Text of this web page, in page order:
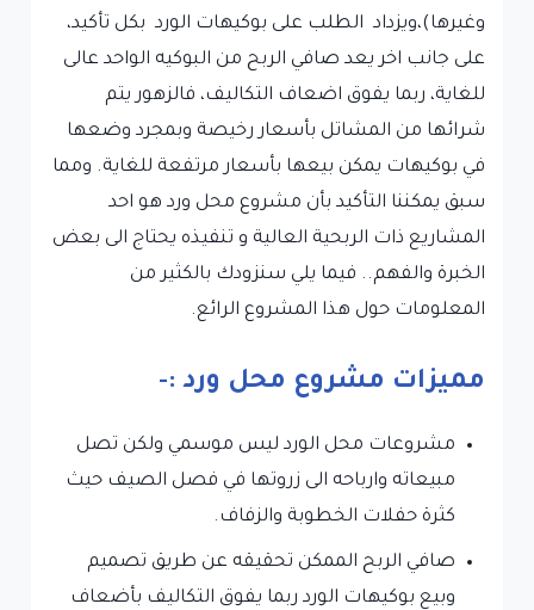
وغيرها)،ويزداد الطلب على بوكيهات الورد بكل تأكيد،
على جانب اخر يعد صافي الربح من البوكيه الواحد عالى
للغاية، ربما يفوق اضعاف التكاليف، فالزهور يتم
شرائها من المشاتل بأسعار رخيصة وبمجرد وضعها
في بوكيهات يمكن بيعها بأسعار مرتفعة للغاية. ومما
سبق يمكننا التأكيد بأن مشروع محل ورد هو احد
المشاريع ذات الربحية العالية و تنفيذه يحتاج الى بعض
الخبرة والفهم.. فيما يلي سنزودك بالكثير من
المعلومات حول هذا المشروع الرائع.
مميزات مشروع محل ورد :-
مشروعات محل الورد ليس موسمي ولكن تصل
مبيعاته وارباحه الى زروتها في فصل الصيف حيث
كثرة حفلات الخطوبة والزفاف.
صافي الربح الممكن تحقيقه عن طريق تصميم
وبيع بوكيهات الورد ربما يفوق التكاليف بأضعاف